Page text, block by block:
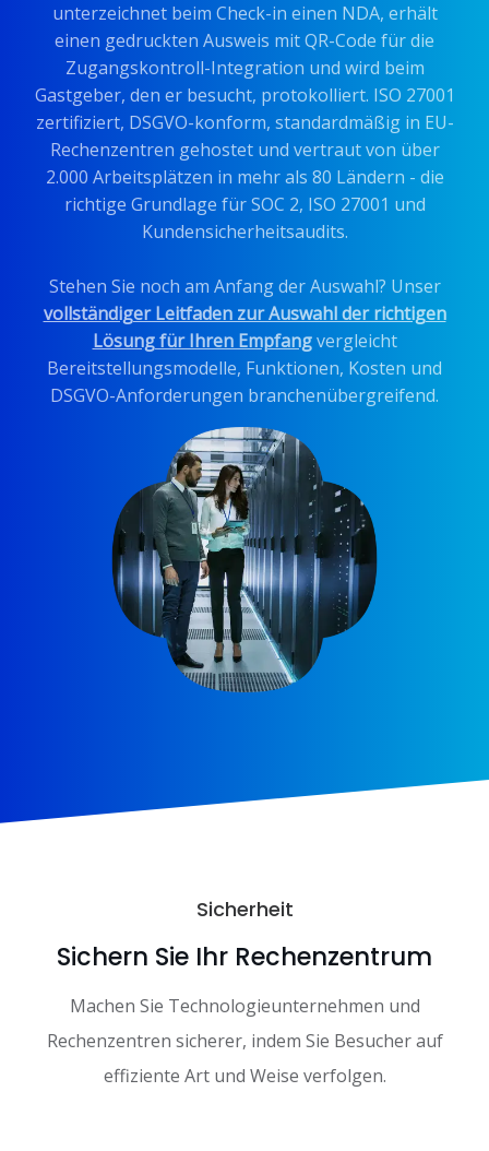
unterzeichnet beim Check-in einen NDA, erhält
einen gedruckten Ausweis mit QR-Code für die
Zugangskontroll-Integration und wird beim
Gastgeber, den er besucht, protokolliert. ISO 27001
zertifiziert, DSGVO-konform, standardmäßig in EU-
Rechenzentren gehostet und vertraut von über
2.000 Arbeitsplätzen in mehr als 80 Ländern - die
richtige Grundlage für SOC 2, ISO 27001 und
Kundensicherheitsaudits.
Stehen Sie noch am Anfang der Auswahl? Unser
vollständiger Leitfaden zur Auswahl der richtigen
Lösung für Ihren Empfangvergleicht
Bereitstellungsmodelle, Funktionen, Kosten und
DSGVO-Anforderungen branchenübergreifend.
Sicherheit
Sichern Sie Ihr Rechenzentrum
Machen Sie Technologieunternehmen und
Rechenzentren sicherer, indem Sie Besucher auf
effiziente Art und Weise verfolgen.